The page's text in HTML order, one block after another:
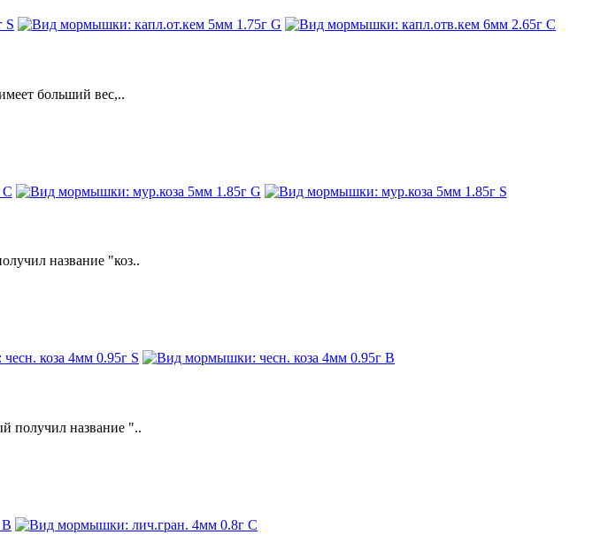
больший вес,..
название "коз..
получил название "..